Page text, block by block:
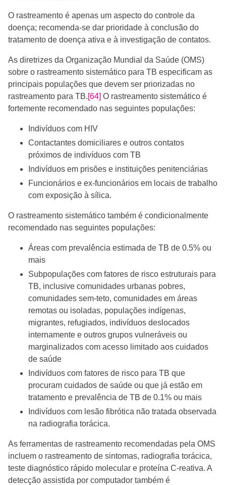
O rastreamento é apenas um aspecto do controle da
doença; recomenda-se dar prioridade à conclusão do
tratamento de doença ativa e à investigação de contatos.
As diretrizes da Organização Mundial da Saúde (OMS)
sobre o rastreamento sistemático para TB especificam as
principais populações que devem ser priorizadas no
rastreamento para TB.[64] O rastreamento sistemático é
fortemente recomendado nas seguintes populações:
Indivíduos com HIV
Contactantes domiciliares e outros contatos
próximos de indivíduos com TB
Indivíduos em prisões e instituições penitenciárias
Funcionários e ex-funcionários em locais de trabalho
com exposição à sílica.
O rastreamento sistemático também é condicionalmente
recomendado nas seguintes populações:
Áreas com prevalência estimada de TB de 0.5% ou
mais
Subpopulações com fatores de risco estruturais para
TB, inclusive comunidades urbanas pobres,
comunidades sem-teto, comunidades em áreas
remotas ou isoladas, populações indígenas,
migrantes, refugiados, indivíduos deslocados
internamente e outros grupos vulneráveis ou
marginalizados com acesso limitado aos cuidados
de saúde
Indivíduos com fatores de risco para TB que
procuram cuidados de saúde ou que já estão em
tratamento e prevalência de TB de 0.1% ou mais
Indivíduos com lesão fibrótica não tratada observada
na radiografia torácica.
As ferramentas de rastreamento recomendadas pela OMS
incluem o rastreamento de sintomas, radiografia torácica,
teste diagnóstico rápido molecular e proteína C-reativa. A
detecção assistida por computador também é